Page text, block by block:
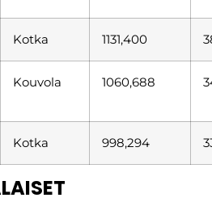
Kotka 1131,400
Kouvola 1060,688
Kotka 998,294